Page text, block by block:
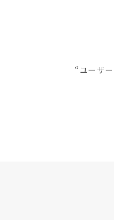
“ユーザ